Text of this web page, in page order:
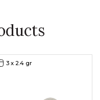
3 x 2.4 gr